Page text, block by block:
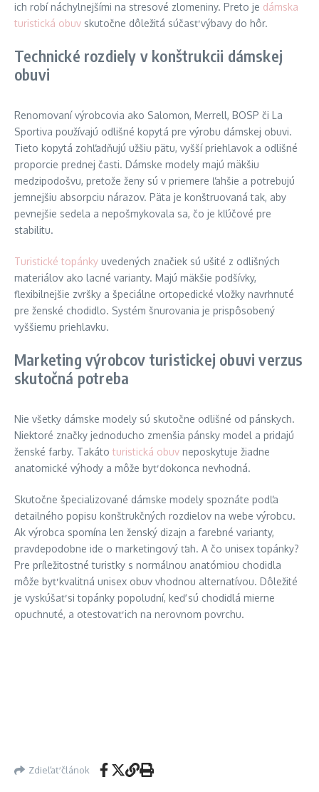
ich robí náchylnejšími na stresové zlomeniny. Preto je dámska
turistická obuv skutočne dôležitá súčasť výbavy do hôr.
Technické rozdiely v konštrukcii dámskej
obuvi
Renomovaní výrobcovia ako Salomon, Merrell, BOSP či La
Sportiva používajú odlišné kopytá pre výrobu dámskej obuvi.
Tieto kopytá zohľadňujú užšiu pätu, vyšší priehlavok a odlišné
proporcie prednej časti. Dámske modely majú mäkšiu
medzipodošvu, pretože ženy sú v priemere ľahšie a potrebujú
jemnejšiu absorpciu nárazov. Päta je konštruovaná tak, aby
pevnejšie sedela a nepošmykovala sa, čo je kľúčové pre
stabilitu.
Turistické topánky uvedených značiek sú ušité z odlišných
materiálov ako lacné varianty. Majú mäkšie podšívky,
flexibilnejšie zvršky a špeciálne ortopedické vložky navrhnuté
pre ženské chodidlo. Systém šnurovania je prispôsobený
vyššiemu priehlavku.
Marketing výrobcov turistickej obuvi verzus
skutočná potreba
Nie všetky dámske modely sú skutočne odlišné od pánskych.
Niektoré značky jednoducho zmenšia pánsky model a pridajú
ženské farby. Takáto turistická obuv neposkytuje žiadne
anatomické výhody a môže byť dokonca nevhodná.
Skutočne špecializované dámske modely spoznáte podľa
detailného popisu konštrukčných rozdielov na webe výrobcu.
Ak výrobca spomína len ženský dizajn a farebné varianty,
pravdepodobne ide o marketingový ťah. A čo unisex topánky?
Pre príležitostné turistky s normálnou anatómiou chodidla
môže byť kvalitná unisex obuv vhodnou alternatívou. Dôležité
je vyskúšať si topánky popoludní, keď sú chodidlá mierne
opuchnuté, a otestovať ich na nerovnom povrchu.
Zdieľať článok